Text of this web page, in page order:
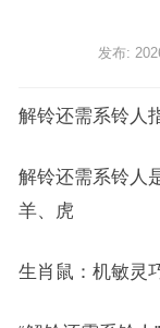
发布:
解铃还需系铃人
解铃还需系铃人
羊、虎
生肖鼠：机敏灵